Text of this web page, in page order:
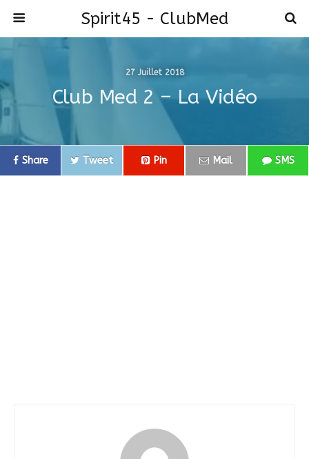
Spirit45 - ClubMed
27 Juillet 2018
Club Med 2 – La Vidéo
Share Tweet Pin Mail SMS